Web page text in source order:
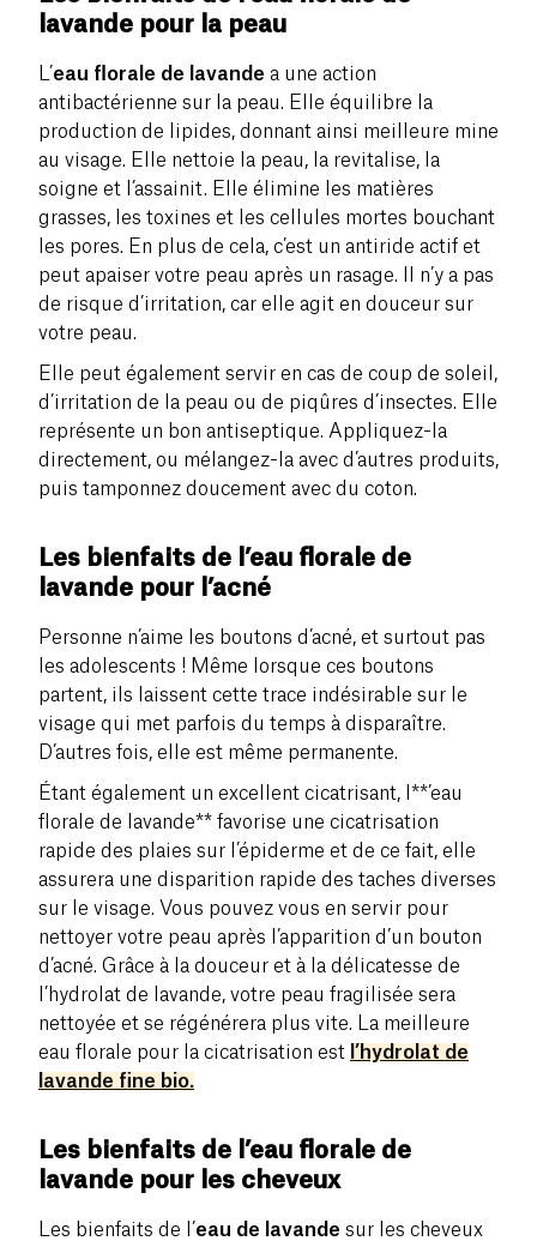
lavande pour la peau
L’eau florale de lavande a une action
antibactérienne sur la peau. Elle équilibre la
production de lipides, donnant ainsi meilleure mine
au visage. Elle nettoie la peau, la revitalise, la
soigne et l’assainit. Elle élimine les matières
grasses, les toxines et les cellules mortes bouchant
les pores. En plus de cela, c’est un antiride actif et
peut apaiser votre peau après un rasage. Il n’y a pas
de risque d’irritation, car elle agit en douceur sur
votre peau.
Elle peut également servir en cas de coup de soleil,
d’irritation de la peau ou de piqûres d’insectes. Elle
représente un bon antiseptique. Appliquez-la
directement, ou mélangez-la avec d’autres produits,
puis tamponnez doucement avec du coton.
Les bienfaits de l’eau florale de
lavande pour l’acné
Personne n’aime les boutons d’acné, et surtout pas
les adolescents ! Même lorsque ces boutons
partent, ils laissent cette trace indésirable sur le
visage qui met parfois du temps à disparaître.
D’autres fois, elle est même permanente.
Étant également un excellent cicatrisant, l**’eau
florale de lavande** favorise une cicatrisation
rapide des plaies sur l’épiderme et de ce fait, elle
assurera une disparition rapide des taches diverses
sur le visage. Vous pouvez vous en servir pour
nettoyer votre peau après l’apparition d’un bouton
d’acné. Grâce à la douceur et à la délicatesse de
l’hydrolat de lavande, votre peau fragilisée sera
nettoyée et se régénérera plus vite. La meilleure
eau florale pour la cicatrisation est l’hydrolat de
lavande fine bio.
Les bienfaits de l’eau florale de
lavande pour les cheveux
Les bienfaits de l’eau de lavande sur les cheveux